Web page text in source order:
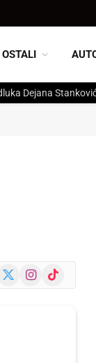
OSTALI
Dejana
Instagram
TikTok